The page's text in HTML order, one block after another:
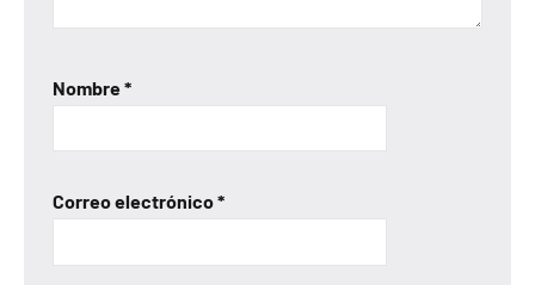
Nombre*
Correo electrónico*